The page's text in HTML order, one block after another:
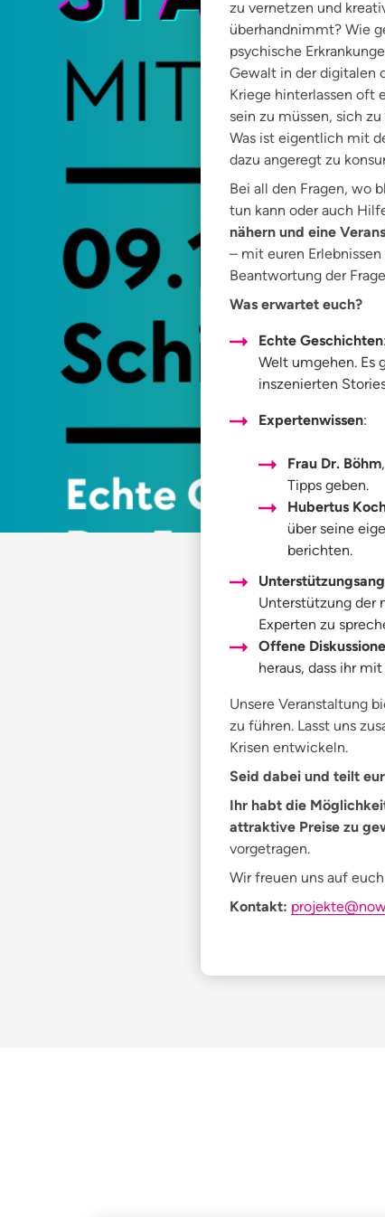
zu vernetzen und
überhandnimmt? Wie
psychische
Gewalt in der digitalen
Kriege hinterlassen oft
sein zu müssen, sich
Was ist eigentlich mit
dazu angeregt zu
Bei all den Fragen, wo
tun kann oder auch
nähern und eine
– mit euren
Beantwortung der
Was erwartet euch?
Echte Geschichten
Welt umgehen. Es
inszenierten
Expertenwissen:
Frau Dr. Böhm
Tipps geben.
Hubertus
über seine
berichten.
Unterstützung der
Experten zu
Offene
heraus, dass ihr
Unsere Veranstaltung
zu führen. Lasst uns
Krisen entwickeln.
Seid dabei und teilt
Ihr habt die
attraktive Preise zu
vorgetragen.
Wir freuen uns auf
Kontakt: